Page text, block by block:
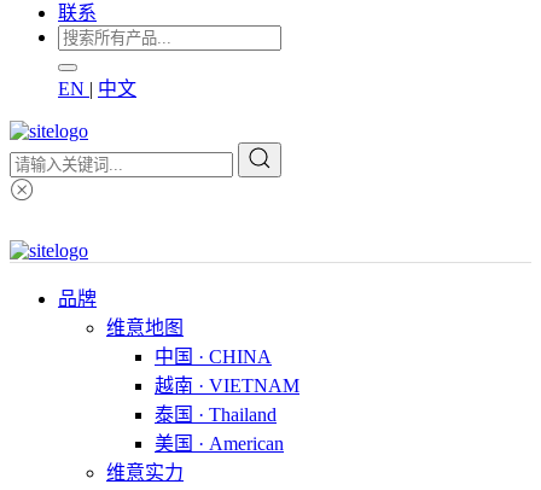
联系
EN | 中文
品牌
维意地图
中国 · CHINA
越南 · VIETNAM
泰国 · Thailand
美国 · American
维意实力